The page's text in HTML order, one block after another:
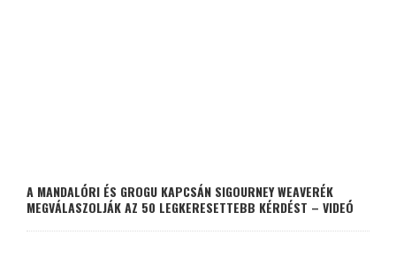
A MANDALÓRI ÉS GROGU KAPCSÁN SIGOURNEY WEAVERÉK
MEGVÁLASZOLJÁK AZ 50 LEGKERESETTEBB KÉRDÉST – VIDEÓ